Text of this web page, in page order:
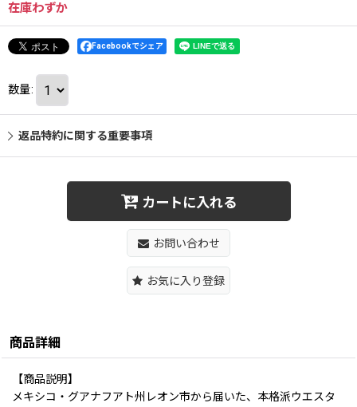
在庫わずか
Facebookでシェア
数量:
返品特約に関する重要事項
カートに入れる
お問い合わせ
お気に入り登録
商品詳細
【商品説明】
メキシコ・グアナフアト州レオン市から届いた、本格派ウエスタ